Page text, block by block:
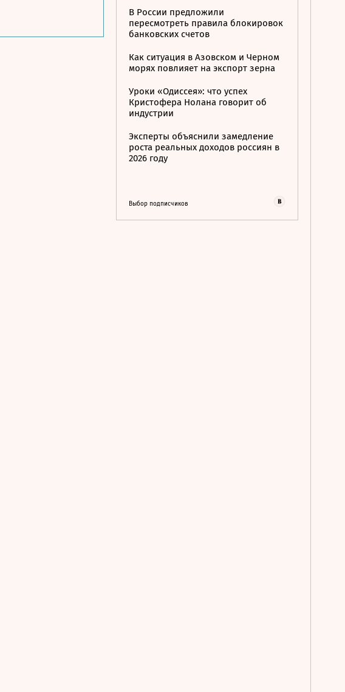
В России предложили
пересмотреть правила блокировок
банковских счетов
Как ситуация в Азовском и Черном
морях повлияет на экспорт зерна
Уроки «Одиссея»: что успех
Кристофера Нолана говорит об
индустрии
Эксперты объяснили замедление
роста реальных доходов россиян в
2026 году
Выбор подписчиков